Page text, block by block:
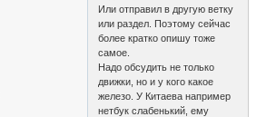
Или отправил в другую ветку
или раздел. Поэтому сейчас
более кратко опишу тоже
самое.
Надо обсудить не только
движки, но и у кого какое
железо. У Китаева например
нетбук слабенький, ему